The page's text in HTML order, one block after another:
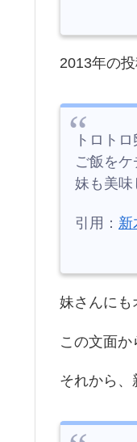
2013年の
トロト
ご飯を
妹も美
引用： 新
妹さんにも
この文面か
それから、